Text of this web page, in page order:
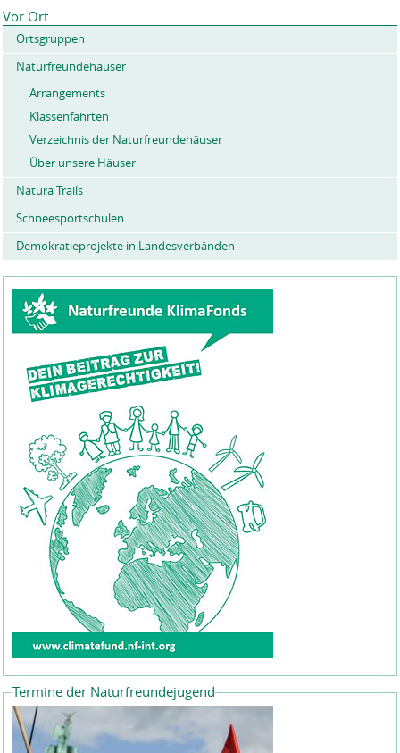
i
t
Vor Ort
Ortsgruppen
Naturfreundehäuser
Arrangements
Klassenfahrten
Verzeichnis der Naturfreundehäuser
Über unsere Häuser
Natura Trails
Schneesportschulen
Demokratieprojekte in Landesverbänden
Termine der Naturfreundejugend